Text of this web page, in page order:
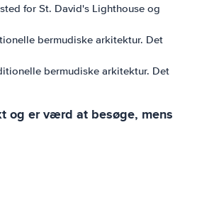
for St. David's Lighthouse og
bermudiske arkitektur. Det
bermudiske arkitektur. Det
og er værd at besøge, mens